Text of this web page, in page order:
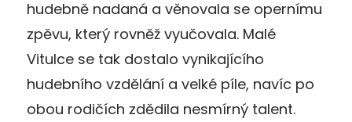
hudebně nadaná a věnovala se opernímu
zpěvu, který rovněž vyučovala. Malé
Vitulce se tak dostalo vynikajícího
hudebního vzdělání a velké píle, navíc po
obou rodičích zdědila nesmírný talent.